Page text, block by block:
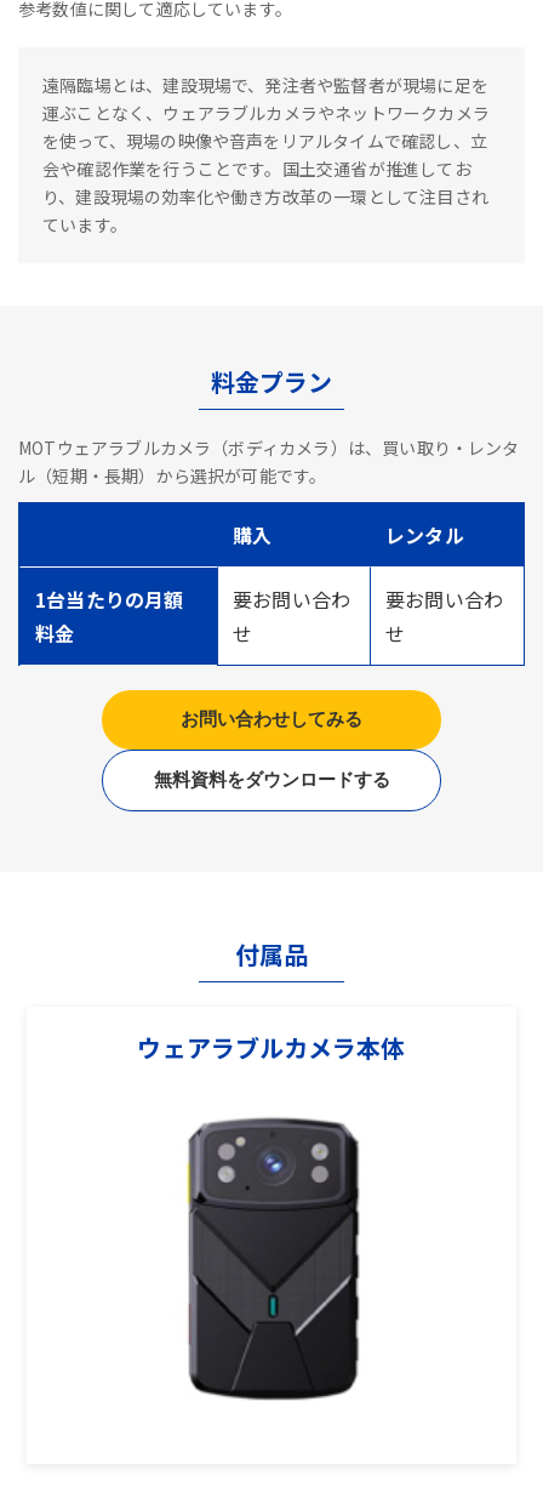
参考数値に関して適応しています。
遠隔臨場とは、建設現場で、発注者や監督者が現場に足を
運ぶことなく、ウェアラブルカメラやネットワークカメラ
を使って、現場の映像や音声をリアルタイムで確認し、立
会や確認作業を行うことです。国土交通省が推進してお
り、建設現場の効率化や働き方改革の一環として注目され
ています。
料金プラン
MOTウェアラブルカメラ（ボディカメラ）は、買い取り・レンタ
ル（短期・長期）から選択が可能です。
購入 レンタル
1台当たりの月額
料金
要お問い合わ
せ
要お問い合わ
せ
お問い合わせしてみる
無料資料をダウンロードする
付属品
ウェアラブルカメラ本体